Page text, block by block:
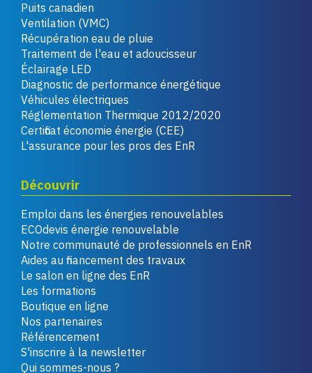
Puits canadien
Ventilation (VMC)
Récupération eau de pluie
Traitement de l'eau et adoucisseur
Éclairage LED
Diagnostic de performance énergétique
Véhicules électriques
Réglementation Thermique 2012/2020
Certificat économie énergie (CEE)
L'assurance pour les pros des EnR
Découvrir
Emploi dans les énergies renouvelables
ECOdevis énergie renouvelable
Notre communauté de professionnels en EnR
Aides au financement des travaux
Le salon en ligne des EnR
Les formations
Boutique en ligne
Nos partenaires
Référencement
S'inscrire à la newsletter
Qui sommes-nous ?